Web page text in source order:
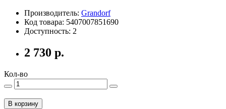
Производитель: Grandorf
Код товара: 5407007851690
Доступность: 2
2 730 р.
Кол-во
В корзину